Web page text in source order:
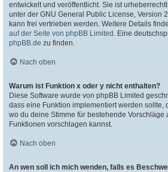
entwickelt und veröffentlicht. Sie ist
unter der GNU General Public License, Version
kann frei vertrieben werden. Weitere Details
auf der Seite von phpBB Limited . Eine
phpBB.de zu finden.
Nach oben
Warum ist Funktion x oder y nicht enthalten?
Diese Software wurde von phpBB Limited
dass eine Funktion implementiert werden sollte,
wo du deine Stimme für bestehende Vorschläge
Funktionen vorschlagen kannst.
Nach oben
An wen soll ich mich wenden, falls es